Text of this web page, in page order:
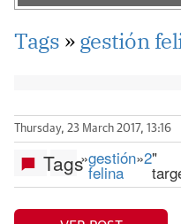
Tags »gestión
Thursday, 23 March 2017, 13:16
Tags»gestión
felina
»2"